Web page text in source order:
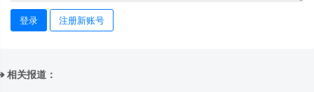
登录 注册新账号
相关报道：